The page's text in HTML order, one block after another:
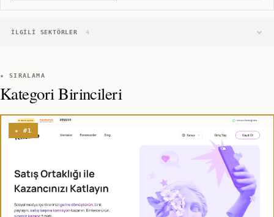
İLGILI SEKTÖRLER 4
★ SIRALAMA
Kategori Birincileri
★ #1